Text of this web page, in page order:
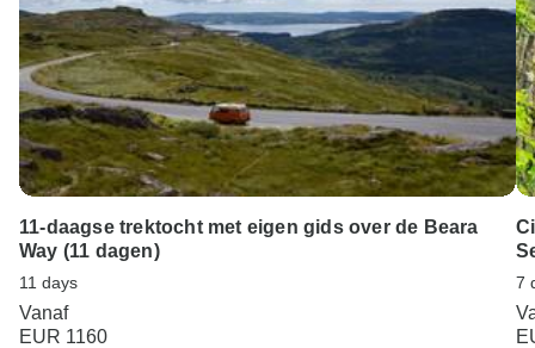
11-daagse trektocht met eigen gids over de Beara
Way (11 dagen)
11 days
Vanaf
EUR 1160
7